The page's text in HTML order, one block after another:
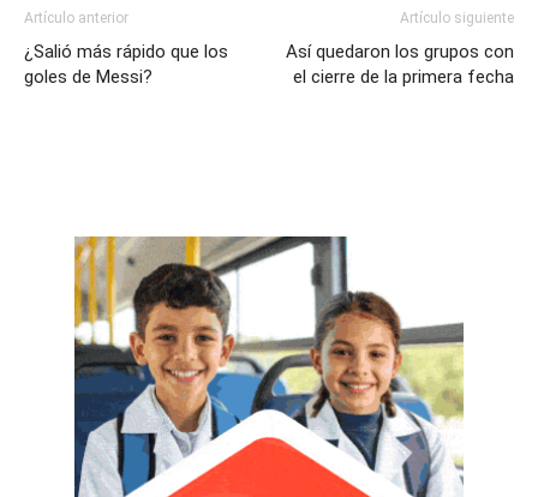
Artículo anterior
¿Salió más rápido que los
goles de Messi?
Artículo siguiente
Así quedaron los grupos con
el cierre de la primera fecha